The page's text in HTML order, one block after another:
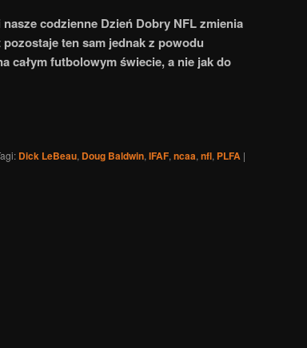
codzienne Dzień Dobry NFL zmienia
ten sam jednak z powodu
całym futbolowym świecie, a nie jak do
Dick LeBeau, Doug Baldwin, IFAF, ncaa, nfl, PLFA |